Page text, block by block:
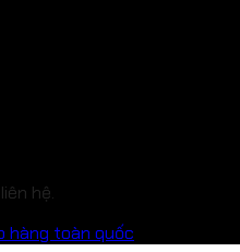
hệ.
hàng toàn quốc